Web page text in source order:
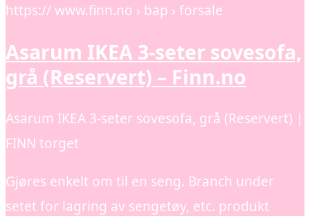
https:// www.finn.no › bap › forsale
Asarum IKEA 3-seter sovesofa,
grå (Reservert) – Finn.no
Asarum IKEA 3-seter sovesofa, grå (Reservert) |
FINN torget
Gjøres enkelt om til en seng. Branch under
setet for lagring av sengetøy, etc. produkt